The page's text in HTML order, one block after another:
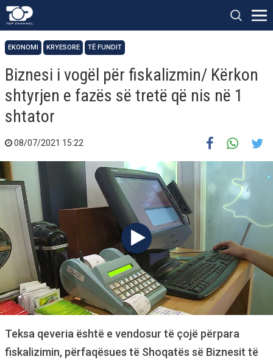
EKONOMI KRYESORE TË FUNDIT
Biznesi i vogël për fiskalizmin/ Kërkon
shtyrjen e fazës së tretë që nis në 1
shtator
08/07/2021 15:22
Teksa qeveria është e vendosur të çojë përpara
fiskalizimin, përfaqësues të Shoqatës së Biznesit të